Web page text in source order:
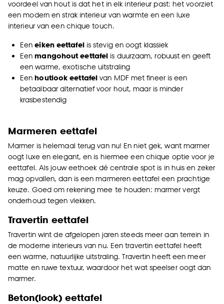
voordeel van hout is dat het in elk interieur past: het voorziet
een modern en strak interieur van warmte en een luxe
interieur van een chique touch.
Eeneiken eettafelis stevig en oogt klassiek
Eenmangohout eettafel is duurzaam, robuust en geeft
een warme, exotische uitstraling
Eenhoutlook eettafel van MDF met fineer is een
betaalbaar alternatief voor hout, maar is minder
krasbestendig
Marmeren eettafel
Marmer is helemaal terug van nu! En niet gek, want marmer
oogt luxe en elegant, en is hiermee een chique optie voor je
eettafel. Als jouw eethoek dé centrale spot is in huis en zeker
mag opvallen, dan is een marmeren eettafel een prachtige
keuze. Goed om rekening mee te houden: marmer vergt
onderhoud tegen vlekken.
Travertin eettafel
Travertin wint de afgelopen jaren steeds meer aan terrein in
de moderne interieurs van nu. Een travertin eettafel heeft
een warme, natuurlijke uitstraling. Travertin heeft een meer
matte en ruwe textuur, waardoor het wat speelser oogt dan
marmer.
Beton(look) eettafel